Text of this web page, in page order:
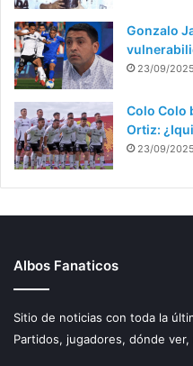
Gonzalo
23/09/2025
Colo Colo
Ortiz:
23/09/2025
Albos Fanaticos
Sitio de noticias con toda la
Partidos, jugadores, dónde